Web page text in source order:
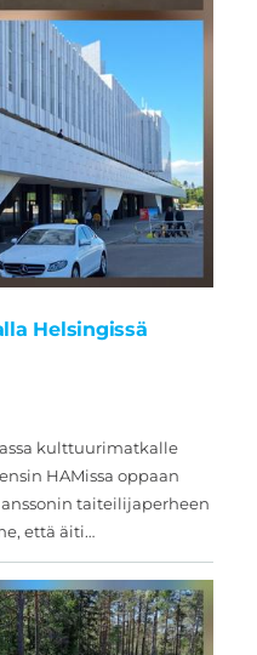
Helsingissä
kulttuurimatkalle
HAMissa oppaan
taiteilijaperheen
että äiti…